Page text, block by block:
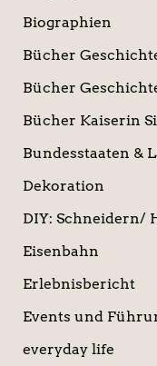
Biographien
Bücher
Bücher
Bücher Kaiserin
Bundesstaaten &
Dekoration
DIY: Schneidern/
Eisenbahn
Erlebnisbericht
Events und
everyday life